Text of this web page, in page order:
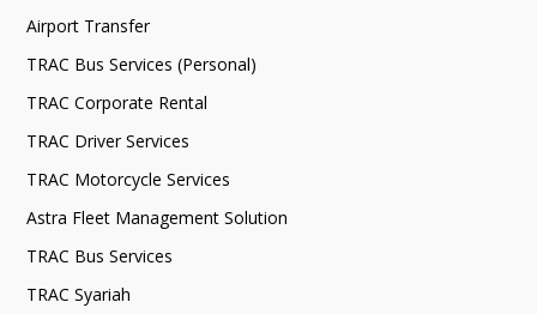
Airport Transfer
TRAC Bus Services (Personal)
TRAC Corporate Rental
TRAC Driver Services
TRAC Motorcycle Services
Astra Fleet Management Solution
TRAC Bus Services
TRAC Syariah